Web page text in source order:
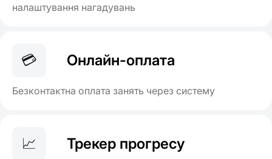
налаштування нагадувань
💳 Онлайн-оплата
Безконтактна оплата занять через систему
📈 Трекер прогресу